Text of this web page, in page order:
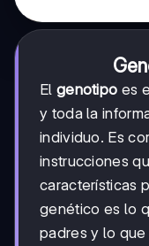
El genotipo es
y toda la
individuo. Es
instrucciones
características
genético es lo
padres y lo que